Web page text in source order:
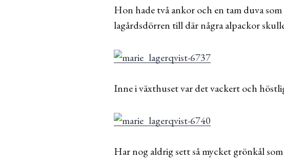
Hon hade två ankor och en tam duva
lagårdsdörren till där några alpackor
Inne i växthuset var det vackert och
Har nog aldrig sett så mycket grönkål